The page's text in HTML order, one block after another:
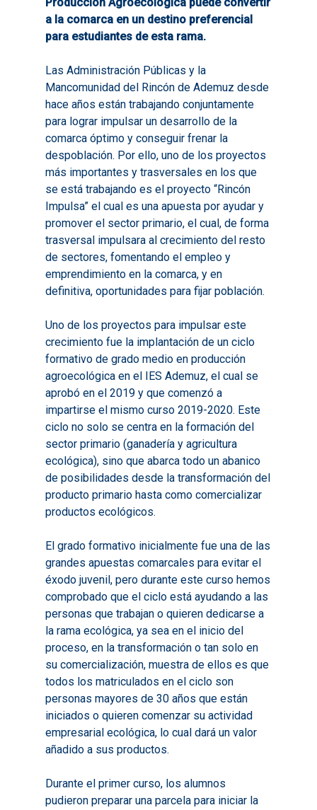
a la comarca en un destino preferencial
para estudiantes de esta rama.
Las Administración Públicas y la
Mancomunidad del Rincón de Ademuz desde
hace años están trabajando conjuntamente
para lograr impulsar un desarrollo de la
comarca óptimo y conseguir frenar la
despoblación. Por ello, uno de los proyectos
más importantes y trasversales en los que
se está trabajando es el proyecto “Rincón
Impulsa” el cual es una apuesta por ayudar y
promover el sector primario, el cual, de forma
trasversal impulsara al crecimiento del resto
de sectores, fomentando el empleo y
emprendimiento en la comarca, y en
definitiva, oportunidades para fijar población.
Uno de los proyectos para impulsar este
crecimiento fue la implantación de un ciclo
formativo de grado medio en producción
agroecológica en el IES Ademuz, el cual se
aprobó en el 2019 y que comenzó a
impartirse el mismo curso 2019-2020. Este
ciclo no solo se centra en la formación del
sector primario (ganadería y agricultura
ecológica), sino que abarca todo un abanico
de posibilidades desde la transformación del
producto primario hasta como comercializar
productos ecológicos.
El grado formativo inicialmente fue una de las
grandes apuestas comarcales para evitar el
éxodo juvenil, pero durante este curso hemos
comprobado que el ciclo está ayudando a las
personas que trabajan o quieren dedicarse a
la rama ecológica, ya sea en el inicio del
proceso, en la transformación o tan solo en
su comercialización, muestra de ellos es que
todos los matriculados en el ciclo son
personas mayores de 30 años que están
iniciados o quieren comenzar su actividad
empresarial ecológica, lo cual dará un valor
añadido a sus productos.
Durante el primer curso, los alumnos
pudieron preparar una parcela para iniciar la